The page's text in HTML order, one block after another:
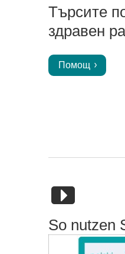
Търсите
здравен
Помощ
So nutzen